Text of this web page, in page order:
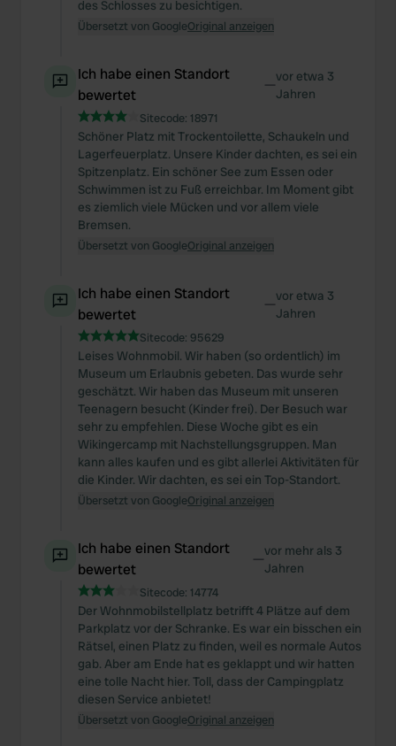
We also share information about your use of our site with
our social media, advertising and analytics partners who
provided to them or that they’ve collected from your use
of their services.
des Schlosses zu besichtigen.
Übersetzt von GoogleOriginal anzeigen
Ich habe einen Standort
bewertet
—vor etwa 3
Jahren
Sitecode: 18971
Schöner Platz mit Trockentoilette, Schaukeln und
Lagerfeuerplatz. Unsere Kinder dachten, es sei ein
Spitzenplatz. Ein schöner See zum Essen oder
Schwimmen ist zu Fuß erreichbar. Im Moment gibt
es ziemlich viele Mücken und vor allem viele
Bremsen.
Übersetzt von GoogleOriginal anzeigen
Ich habe einen Standort
bewertet
—vor etwa 3
Jahren
Sitecode: 95629
Leises Wohnmobil. Wir haben (so ordentlich) im
Museum um Erlaubnis gebeten. Das wurde sehr
geschätzt. Wir haben das Museum mit unseren
Teenagern besucht (Kinder frei). Der Besuch war
sehr zu empfehlen. Diese Woche gibt es ein
Wikingercamp mit Nachstellungsgruppen. Man
kann alles kaufen und es gibt allerlei Aktivitäten für
die Kinder. Wir dachten, es sei ein Top-Standort.
Übersetzt von GoogleOriginal anzeigen
Ich habe einen Standort
bewertet
—vor mehr als 3
Jahren
Sitecode: 14774
Der Wohnmobilstellplatz betrifft 4 Plätze auf dem
Parkplatz vor der Schranke. Es war ein bisschen ein
Rätsel, einen Platz zu finden, weil es normale Autos
gab. Aber am Ende hat es geklappt und wir hatten
eine tolle Nacht hier. Toll, dass der Campingplatz
diesen Service anbietet!
Übersetzt von GoogleOriginal anzeigen